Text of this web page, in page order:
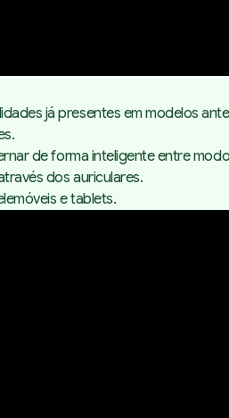
já presentes em modelos
de forma inteligente entre
dos auriculares.
e tablets.